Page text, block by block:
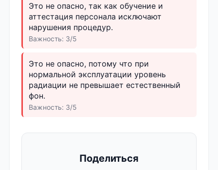
Это не опасно, так как обучение и
аттестация персонала исключают
нарушения процедур.
Важность: 3/5
Это не опасно, потому что при
нормальной эксплуатации уровень
радиации не превышает естественный
фон.
Важность: 3/5
Поделиться